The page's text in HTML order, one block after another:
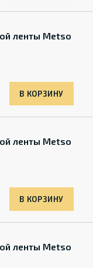
ленты Metso
В КОРЗИНУ
ленты Metso
В КОРЗИНУ
ленты Metso